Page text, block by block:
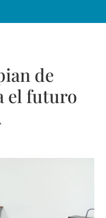
de
el futuro